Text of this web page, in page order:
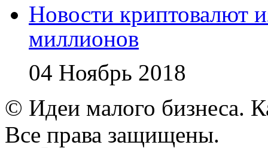
Новости криптовалют
миллионов
04 Ноябрь 2018
© Идеи малого бизнеса.
Все права защищены.